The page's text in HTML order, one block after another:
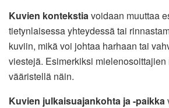
Kuvien kontekstiavoidaan muuttaa
tietynlaisessa yhteydessä tai
kuviin, mikä voi johtaa harhaan tai
viestejä. Esimerkiksi
vääristellä näin.
Kuvien julkaisuajankohta ja -paikka